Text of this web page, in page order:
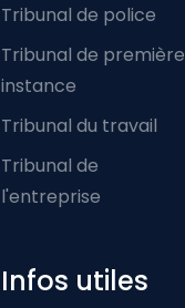
Tribunal de police
Tribunal de première
instance
Tribunal du travail
Tribunal de
l'entreprise
Infos utiles